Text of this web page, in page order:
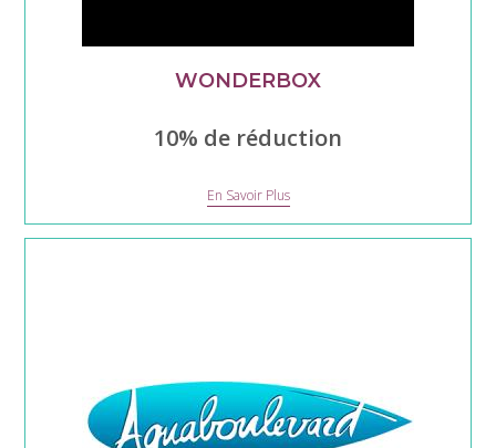
WONDERBOX
10% de réduction
En Savoir PlusWonderbox